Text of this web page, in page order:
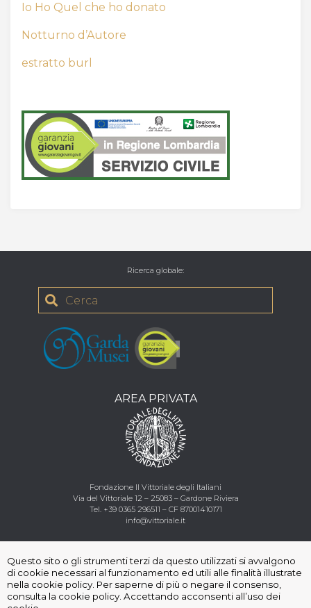
Questo sito o gli strumenti terzi da questo utilizzati si avvalgono
di cookie necessari al funzionamento ed utili alle finalità illustrate
nella cookie policy. Per saperne di più o negare il consenso,
consulta la cookie policy. Accettando acconsenti all’uso dei
Io Ho Quel che ho donato
Notturno d’Autore
estratto burl
Ricerca globale:
AREA PRIVATA
Fondazione Il Vittoriale degli Italiani
Via del Vittoriale 12 – 25083 – Gardone Riviera
Tel. +39 0365 296511 – CF87001410171
info@vittoriale.it